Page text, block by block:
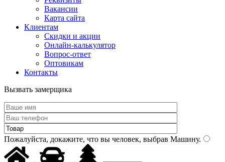
Вакансии
Карта сайта
Клиентам
Скидки и акции
Онлайн-калькулятор
Вопрос-ответ
Оптовикам
Контакты
Вызвать замерщика
Пожалуйста, докажите, что вы человек, выбрав Машину.